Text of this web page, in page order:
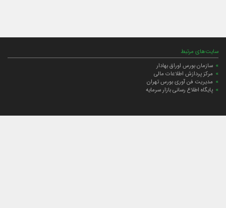
سایت‌های مرتبط
سازمان بورس اوراق بهادار
مرکز پردازش اطلاعات مالی
مدیریت فن آوری بورس تهران
پایگاه اطلاع رسانی بازار سرمایه
ارتباط با صندوق